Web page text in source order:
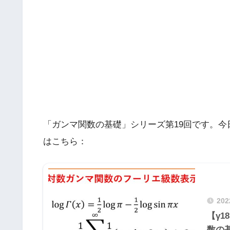
「ガンマ関数の基礎」シリーズ第19回です。
はこちら：
【